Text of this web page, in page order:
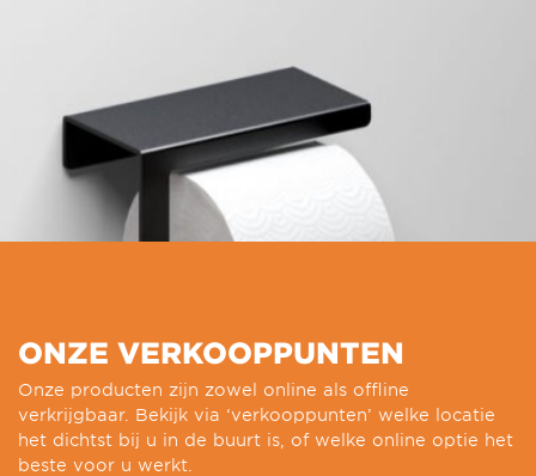
ONZE VERKOOPPUNTEN
Onze producten zijn zowel online als offline
verkrijgbaar. Bekijk via ‘verkooppunten’ welke locatie
het dichtst bij u in de buurt is, of welke online optie het
beste voor u werkt.